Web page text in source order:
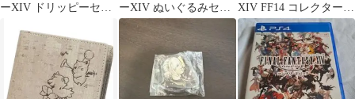
ーXIV ドリッピーセッ
ーXIV ぬいぐるみセッ
ト
XIV FF14 コレクターズ
エディション